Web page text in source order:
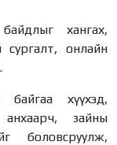
хангах,
сургалт, онлайн
хүүхэд,
зайны
боловсруулж,